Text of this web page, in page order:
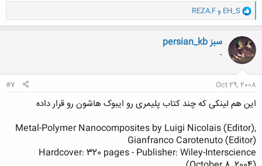
و
ا
ک
ن
ش
ه
ا
EH_S و REZA.F
persian_kb سبز
-
Oct 29, 2008
#7
این هم لینکی که چند کتاب پلیمری رو ایبوک هاشون رو قرار داده
Metal-Polymer Nanocomposites by Luigi Nicolais (Editor),
Gianfranco Carotenuto (Editor)
Hardcover: 320 pages - Publisher: Wiley-Interscience